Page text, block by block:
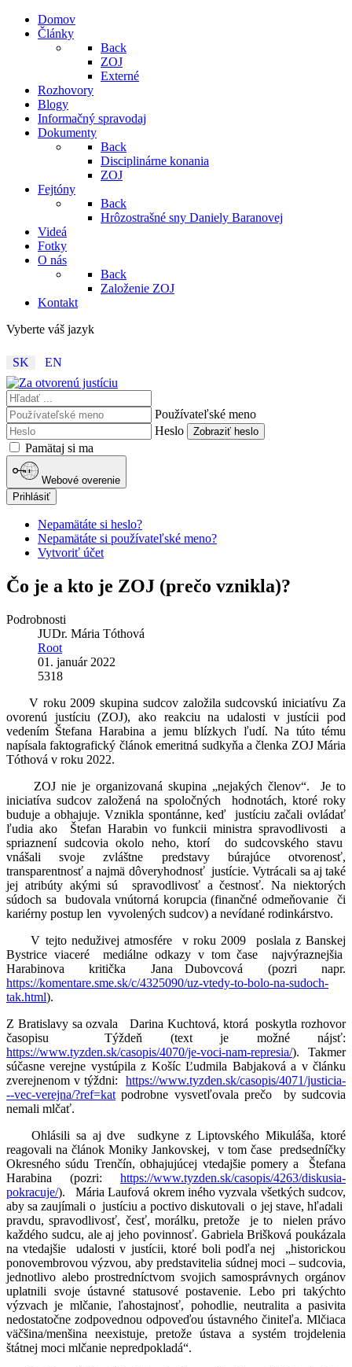
Domov
Články
Back
ZOJ
Externé
Rozhovory
Blogy
Informačný spravodaj
Dokumenty
Back
Disciplinárne konania
ZOJ
Fejtóny
Back
Hrôzostrašné sny Daniely Baranovej
Videá
Fotky
O nás
Back
Založenie ZOJ
Kontakt
Vyberte váš jazyk
SK EN
Používateľské meno
Heslo
Zobraziť heslo
Pamätaj si ma
Webové overenie
Prihlásiť
Nepamätáte si heslo?
Nepamätáte si používateľské meno?
Vytvoriť účet
Čo je a kto je ZOJ (prečo vznikla)?
Podrobnosti
JUDr. Mária Tóthová
Root
01. január 2022
5318
V roku 2009 skupina sudcov založila sudcovskú iniciatívu Za
ovorenú justíciu (ZOJ), ako reakciu na udalosti v justícii pod
vedením Štefana Harabina a jemu blízkych ľudí. Na túto tému
napísala faktografický článok emeritná sudkyňa a členka ZOJ Mária
Tóthová v roku 2022.
ZOJ nie je organizovaná skupina „nejakých členov“. Je to
iniciatíva sudcov založená na spoločných hodnotách, ktoré roky
buduje a obhajuje. Vznikla spontánne, keď justíciu začali ovládať
ľudia ako Štefan Harabin vo funkcii ministra spravodlivosti a
spriaznení sudcovia okolo neho, ktorí
do sudcovského stavu
vnášali svoje zvláštne predstavy búrajúce otvorenosť,
transparentnosť a najmä dôveryhodnosť justície. Vytrácali sa aj také
jej atribúty akými sú spravodlivosť a čestnosť. Na niektorých
súdoch sa
budovala vnútorná korupcia (finančné odmeňovanie či
kariérny postup len vyvolených sudcov) a nevídané rodinkárstvo.
V tejto neduživej atmosfére v roku 2009 poslala z Banskej
Bystrice viaceré mediálne odkazy v tom čase najvýraznejšia
Harabinova kritička Jana Dubovcová (pozri napr.
https://komentare.sme.sk/c/4325090/uz-vtedy-to-bolo-na-sudoch-
tak.html).
Z Bratislavy sa ozvala Darina Kuchtová, ktorá poskytla rozhovor
časopisu Týždeň (text je možné nájsť:
https://www.tyzden.sk/casopis/4070/je-voci-nam-represia/). Takmer
súčasne verejne vystúpila z Košíc Ľudmila Babjaková a v článku
zverejnenom v týždni: https://www.tyzden.sk/casopis/4071/justicia-
--vec-verejna/?ref=kat podrobne vysvetľovala prečo by sudcovia
nemali mlčať.
Ohlásili sa aj dve sudkyne z Liptovského Mikuláša, ktoré
reagovali na článok Moniky Jankovskej, v tom čase predsedníčky
Okresného súdu Trenčín, obhajujúcej vtedajšie pomery a Štefana
Harabina (pozri: https://www.tyzden.sk/casopis/4263/diskusia-
pokracuje/). Mária Laufová okrem iného vyzvala všetkých sudcov,
aby sa zaujímali o justíciu a poctivo diskutovali o jej stave, hľadali
pravdu, spravodlivosť, česť, morálku, pretože je to nielen právo
každého sudcu, ale aj jeho povinnosť. Gabriela Brišková poukázala
na vtedajšie udalosti v justícii, ktoré boli podľa nej „historickou
ponovembrovou výzvou, aby predstavitelia súdnej moci – sudcovia,
jednotlivo alebo prostredníctvom svojich samosprávnych orgánov
uplatnili svoje ústavné statusové postavenie. Lebo pri takýchto
výzvach je mlčanie, ľahostajnosť, pohodlie, neutralita a pasivita
nedostatočne zodpovednou odpoveďou ústavného činiteľa. Mlčiaca
väčšina/menšina neexistuje, pretože ústava a systém trojdelenia
štátnej moci mlčanie nepredpokladá“.